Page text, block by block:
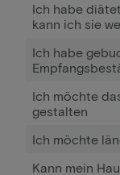
Ich habe
kann ich sie
Ich habe
Ich möchte
gestalten
Ich möchte
Kann mein